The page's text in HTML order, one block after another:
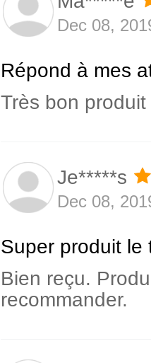
Dec 08,
Répond à mes
Très bon
Je*****s
Dec 08,
Super produit le
Bien reçu.
recommander.